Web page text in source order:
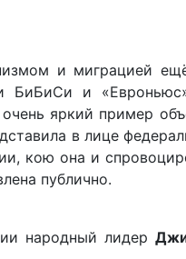
и миграцией
БиБиСи и
яркий пример
в лице
кою она и
публично.
народный лидер